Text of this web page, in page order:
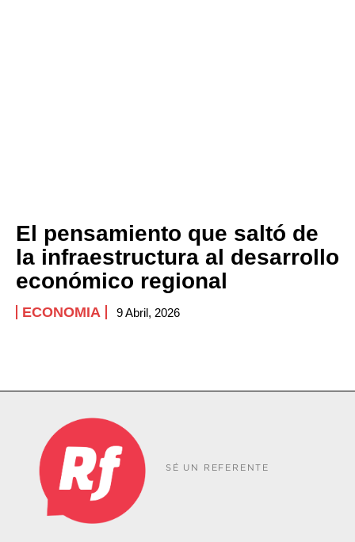
El pensamiento que saltó de
la infraestructura al desarrollo
económico regional
ECONOMIA 9 Abril, 2026
SÉ UN REFERENTE